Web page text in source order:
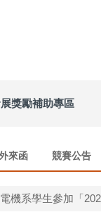
獎勵補助專區
來函 競賽公告
電機系學生參加「